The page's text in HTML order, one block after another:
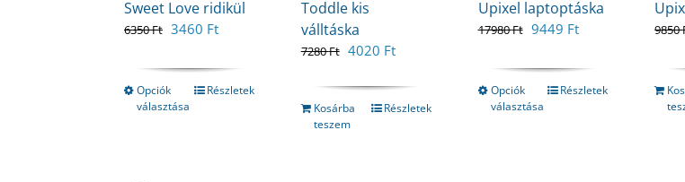
Sweet Love ridikül
6350Ft Original
was:
6350 Ft.
3460 FtCurrent
is:
3460 Ft.
Opciók
választása
Részletek
Toddle kis
válltáska
7280Ft Original
was:
7280 Ft.
4020 FtCurrent
is:
4020 Ft.
Kosárba
teszem
Részletek
Upixel laptoptáska
17980Ft Original
was:
17980 Ft.
9449 FtCurrent
is:
9449 Ft.
Opciók
választása
Részletek
9850